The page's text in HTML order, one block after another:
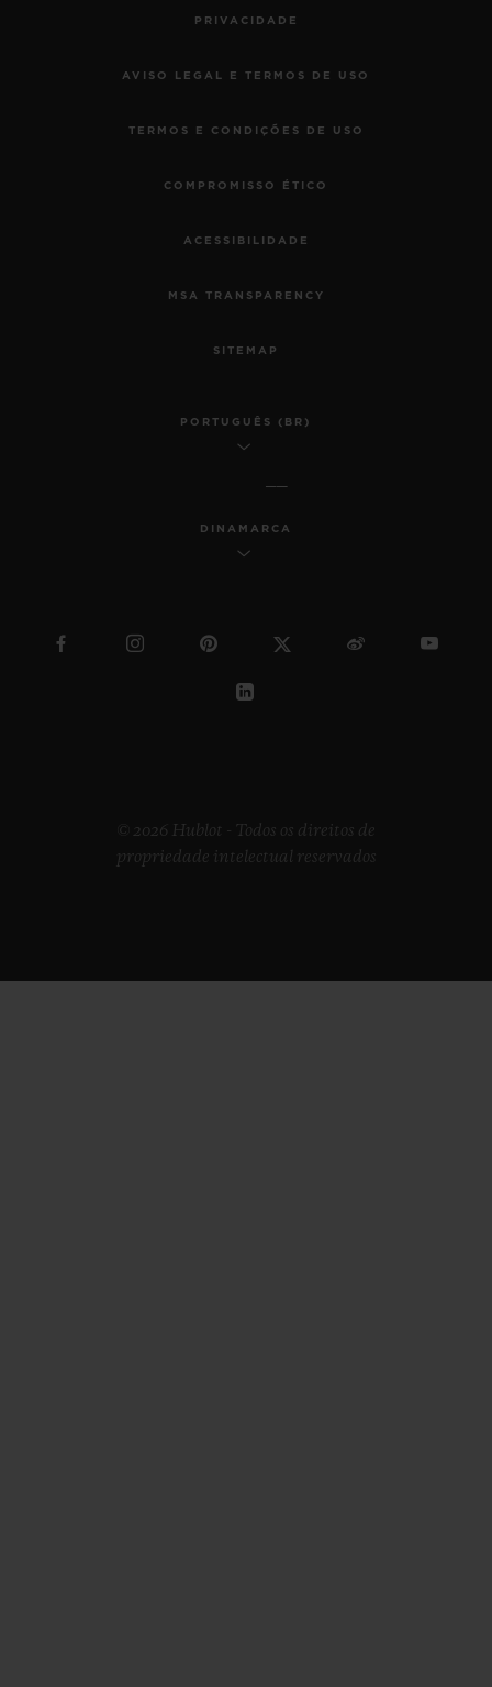
PRIVACIDADE
AVISO LEGAL E TERMOS DE USO
TERMOS E CONDIÇÕES DE USO
COMPROMISSO ÉTICO
ACESSIBILIDADE
MSA TRANSPARENCY
SITEMAP
PORTUGUÊS (BR)
DINAMARCA
© 2026 Hublot - Todos os direitos de
propriedade intelectual reservados